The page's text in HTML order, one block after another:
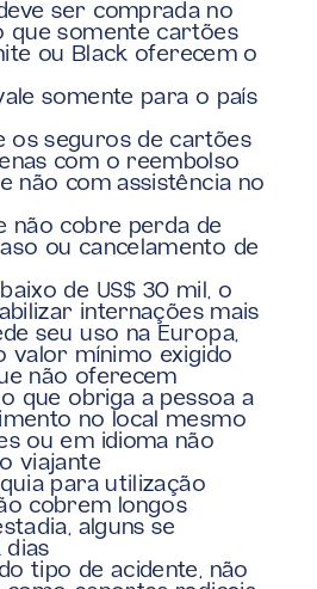
ser comprada no
que somente cartões
ou Black oferecem o
somente para o país
os seguros de cartões
com o reembolso
não com assistência no
não cobre perda de
ou cancelamento de
de US$ 30 mil, o
internações mais
seu uso na Europa,
valor mínimo exigido
não oferecem
que obriga a pessoa a
no local mesmo
ou em idioma não
viajante
para utilização
cobrem longos
alguns se
dias
tipo de acidente, não